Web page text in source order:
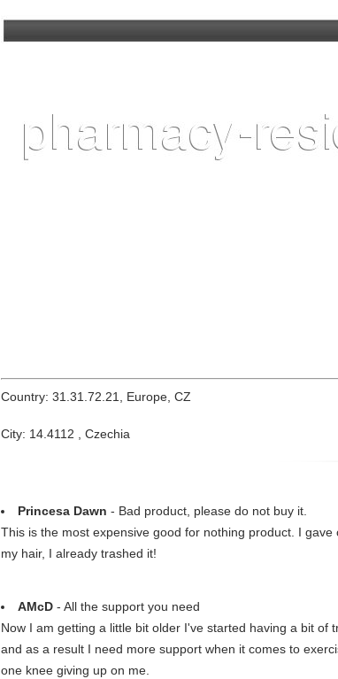
Country: 31.31.72.21, Europe, CZ
City: 14.4112 , Czechia
Princesa Dawn - Bad product, please do not buy it.
This is the most expensive good for nothing product. I
my hair, I already trashed it!
AMcD - All the support you need
Now I am getting a little bit older I've started having a bit
and as a result I need more support when it comes to
one knee giving up on me.